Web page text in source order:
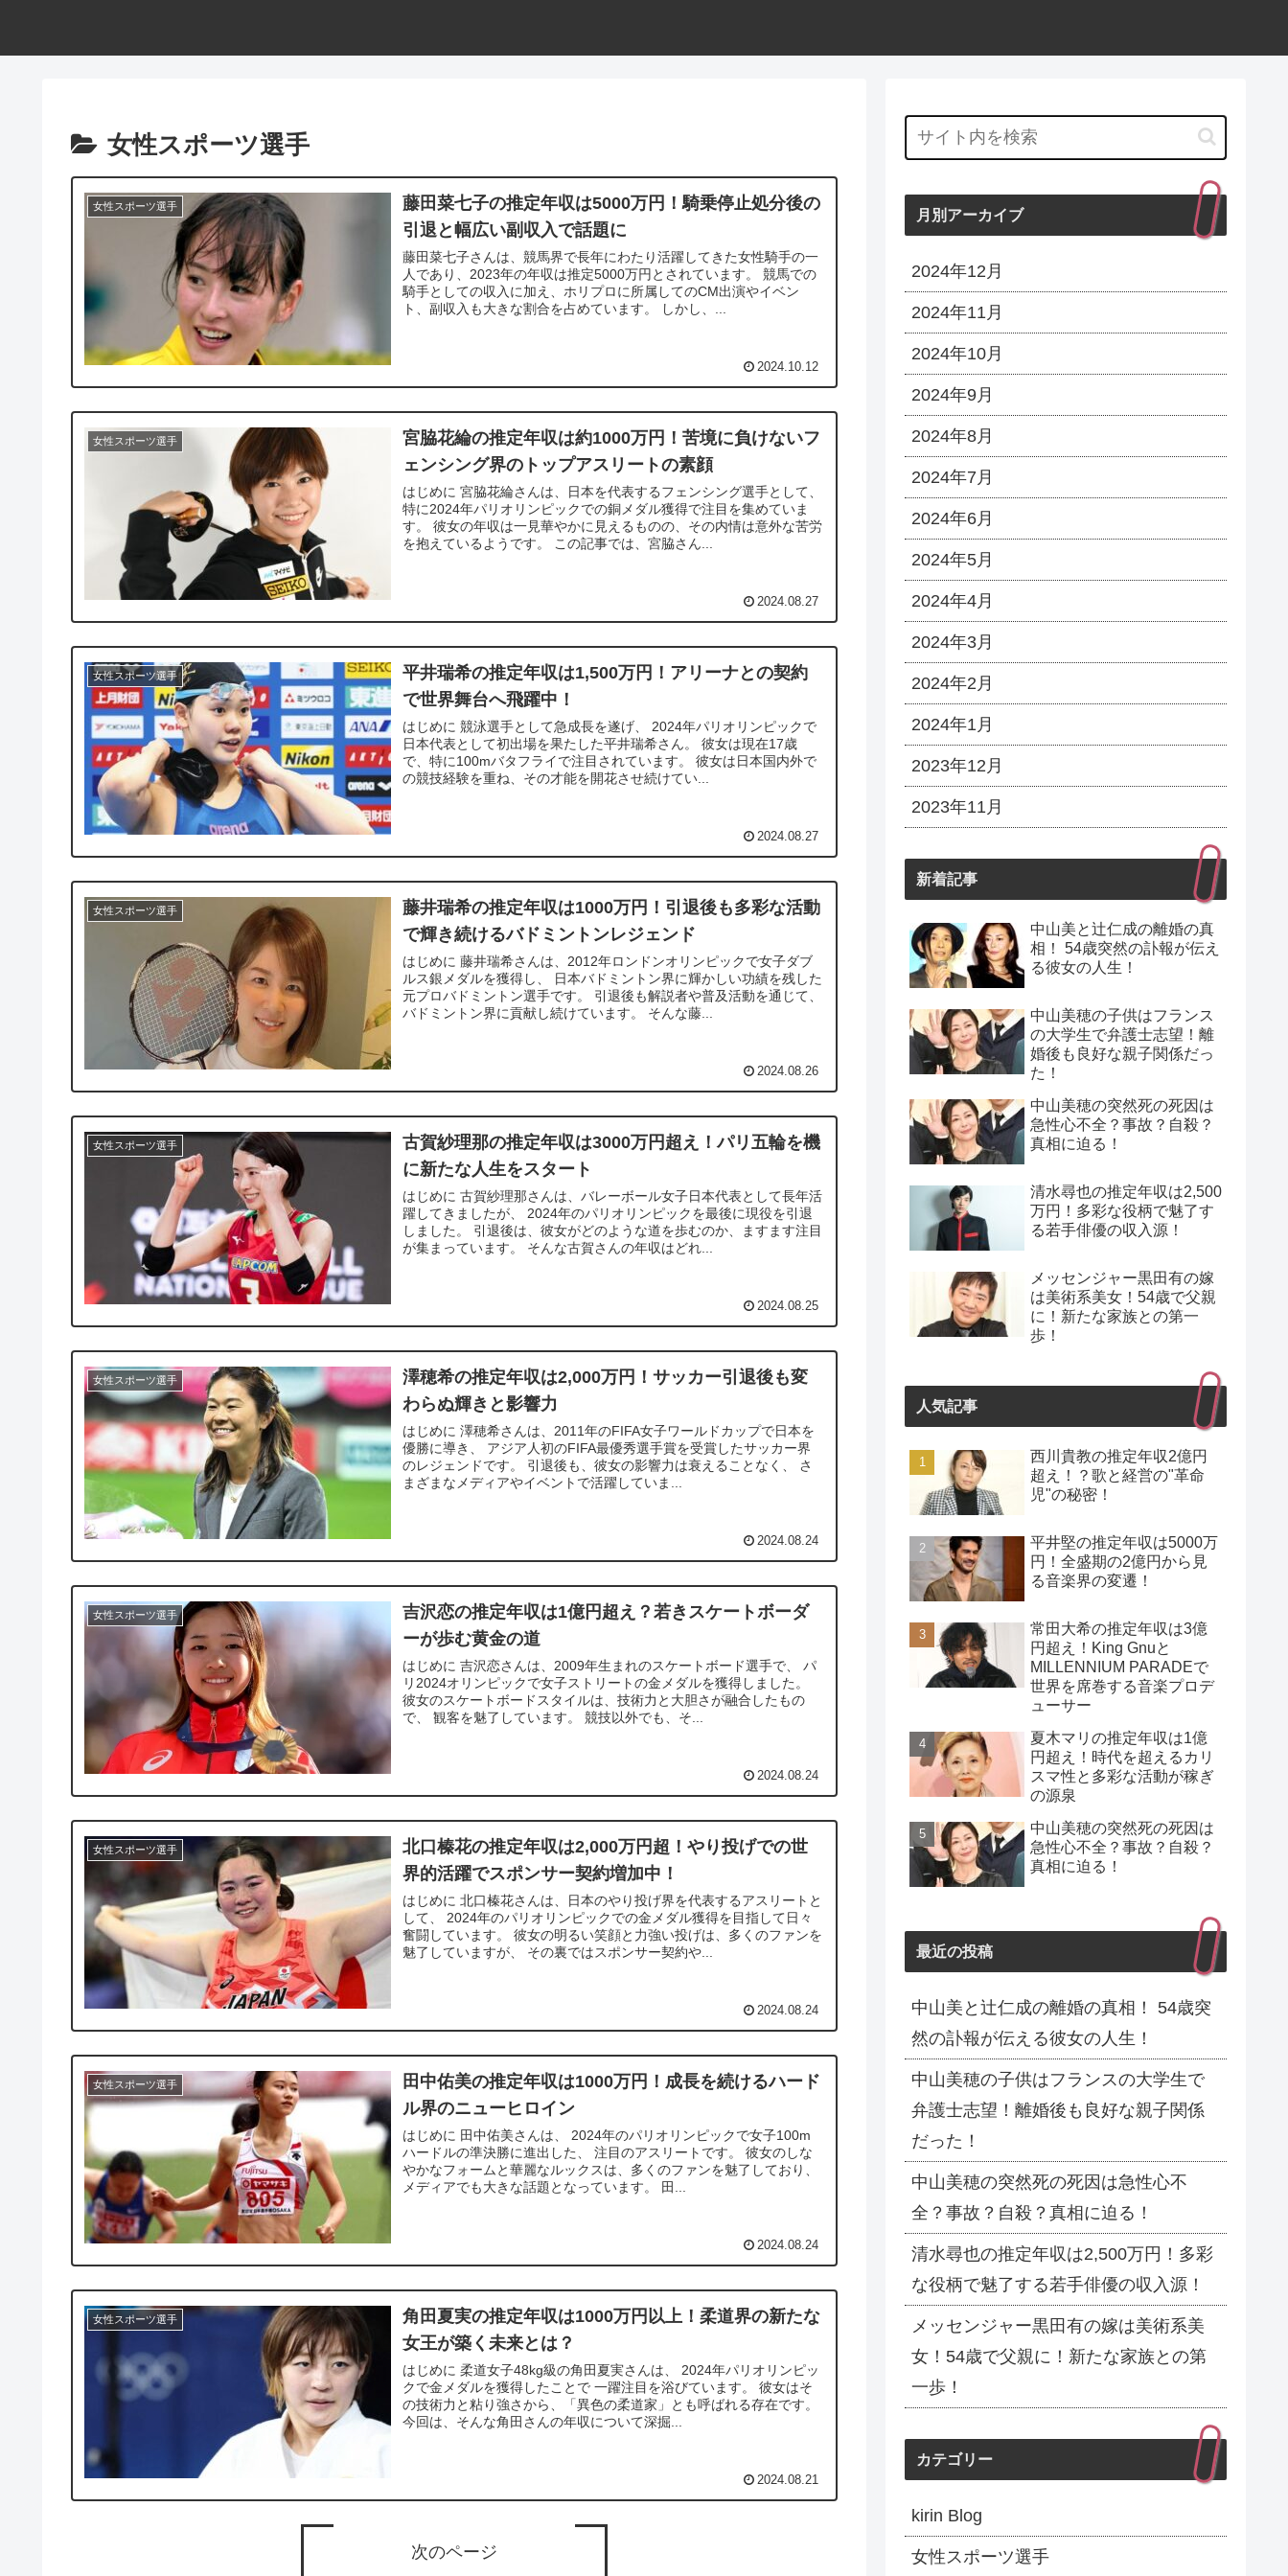
女性スポーツ選手
女性スポーツ選手
藤田菜七子の推定年収は5000万円！騎乗停止処分後の
引退と幅広い副収入で話題に
藤田菜七子さんは、競馬界で長年にわたり活躍してきた女性騎手の一
人であり、2023年の年収は推定5000万円とされています。 競馬での
騎手としての収入に加え、ホリプロに所属してのCM出演やイベン
ト、副収入も大きな割合を占めています。 しかし、...
2024.10.12
女性スポーツ選手
宮脇花綸の推定年収は約1000万円！苦境に負けないフ
ェンシング界のトップアスリートの素顔
はじめに 宮脇花綸さんは、日本を代表するフェンシング選手として、
特に2024年パリオリンピックでの銅メダル獲得で注目を集めていま
す。 彼女の年収は一見華やかに見えるものの、その内情は意外な苦労
を抱えているようです。 この記事では、宮脇さん...
2024.08.27
女性スポーツ選手
平井瑞希の推定年収は1,500万円！アリーナとの契約
で世界舞台へ飛躍中！
はじめに 競泳選手として急成長を遂げ、 2024年パリオリンピックで
日本代表として初出場を果たした平井瑞希さん。 彼女は現在17歳
で、特に100mバタフライで注目されています。 彼女は日本国内外で
の競技経験を重ね、その才能を開花させ続けてい...
2024.08.27
女性スポーツ選手
藤井瑞希の推定年収は1000万円！引退後も多彩な活動
で輝き続けるバドミントンレジェンド
はじめに 藤井瑞希さんは、2012年ロンドンオリンピックで女子ダブ
ルス銀メダルを獲得し、 日本バドミントン界に輝かしい功績を残した
元プロバドミントン選手です。 引退後も解説者や普及活動を通じて、
バドミントン界に貢献し続けています。 そんな藤...
2024.08.26
女性スポーツ選手
古賀紗理那の推定年収は3000万円超え！パリ五輪を機
に新たな人生をスタート
はじめに 古賀紗理那さんは、バレーボール女子日本代表として長年活
躍してきましたが、 2024年のパリオリンピックを最後に現役を引退
しました。 引退後は、彼女がどのような道を歩むのか、ますます注目
が集まっています。 そんな古賀さんの年収はどれ...
2024.08.25
女性スポーツ選手
澤穂希の推定年収は2,000万円！サッカー引退後も変
わらぬ輝きと影響力
はじめに 澤穂希さんは、2011年のFIFA女子ワールドカップで日本を
優勝に導き、 アジア人初のFIFA最優秀選手賞を受賞したサッカー界
のレジェンドです。 引退後も、彼女の影響力は衰えることなく、 さ
まざまなメディアやイベントで活躍していま...
2024.08.24
女性スポーツ選手
吉沢恋の推定年収は1億円超え？若きスケートボーダ
ーが歩む黄金の道
はじめに 吉沢恋さんは、2009年生まれのスケートボード選手で、 パ
リ2024オリンピックで女子ストリートの金メダルを獲得しました。
彼女のスケートボードスタイルは、技術力と大胆さが融合したもの
で、 観客を魅了しています。 競技以外でも、そ...
2024.08.24
女性スポーツ選手
北口榛花の推定年収は2,000万円超！やり投げでの世
界的活躍でスポンサー契約増加中！
はじめに 北口榛花さんは、日本のやり投げ界を代表するアスリートと
して、 2024年のパリオリンピックでの金メダル獲得を目指して日々
奮闘しています。 彼女の明るい笑顔と力強い投げは、多くのファンを
魅了していますが、 その裏ではスポンサー契約や...
2024.08.24
女性スポーツ選手
田中佑美の推定年収は1000万円！成長を続けるハード
ル界のニューヒロイン
はじめに 田中佑美さんは、 2024年のパリオリンピックで女子100m
ハードルの準決勝に進出した、 注目のアスリートです。 彼女のしな
やかなフォームと華麗なルックスは、多くのファンを魅了しており、
メディアでも大きな話題となっています。 田...
2024.08.24
女性スポーツ選手
角田夏実の推定年収は1000万円以上！柔道界の新たな
女王が築く未来とは？
はじめに 柔道女子48kg級の角田夏実さんは、 2024年パリオリンピッ
クで金メダルを獲得したことで 一躍注目を浴びています。 彼女はそ
の技術力と粘り強さから、「異色の柔道家」とも呼ばれる存在です。
今回は、そんな角田さんの年収について深掘...
2024.08.21
次のページ
月別アーカイブ
2024年12月
2024年11月
2024年10月
2024年9月
2024年8月
2024年7月
2024年6月
2024年5月
2024年4月
2024年3月
2024年2月
2024年1月
2023年12月
2023年11月
新着記事
中山美と辻仁成の離婚の真
相！ 54歳突然の訃報が伝え
る彼女の人生！
中山美穂の子供はフランス
の大学生で弁護士志望！離
婚後も良好な親子関係だっ
た！
中山美穂の突然死の死因は
急性心不全？事故？自殺？
真相に迫る！
清水尋也の推定年収は2,500
万円！多彩な役柄で魅了す
る若手俳優の収入源！
メッセンジャー黒田有の嫁
は美術系美女！54歳で父親
に！新たな家族との第一
歩！
人気記事
西川貴教の推定年収2億円
超え！？歌と経営の"革命
児"の秘密！
平井堅の推定年収は5000万
円！全盛期の2億円から見
る音楽界の変遷！
常田大希の推定年収は3億
円超え！King Gnuと
MILLENNIUM PARADEで
世界を席巻する音楽プロデ
ューサー
夏木マリの推定年収は1億
円超え！時代を超えるカリ
スマ性と多彩な活動が稼ぎ
の源泉
中山美穂の突然死の死因は
急性心不全？事故？自殺？
真相に迫る！
最近の投稿
中山美と辻仁成の離婚の真相！ 54歳突
然の訃報が伝える彼女の人生！
中山美穂の子供はフランスの大学生で
弁護士志望！離婚後も良好な親子関係
だった！
中山美穂の突然死の死因は急性心不
全？事故？自殺？真相に迫る！
清水尋也の推定年収は2,500万円！多彩
な役柄で魅了する若手俳優の収入源！
メッセンジャー黒田有の嫁は美術系美
女！54歳で父親に！新たな家族との第
一歩！
カテゴリー
kirin Blog
女性スポーツ選手